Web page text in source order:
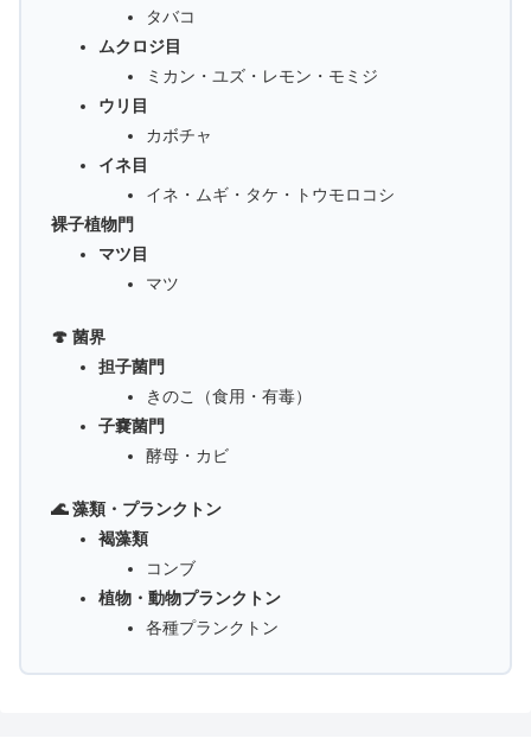
タバコ
ムクロジ目
ミカン・ユズ・レモン・モミジ
ウリ目
カボチャ
イネ目
イネ・ムギ・タケ・トウモロコシ
裸子植物門
マツ目
マツ
🍄 菌界
担子菌門
きのこ（食用・有毒）
子嚢菌門
酵母・カビ
🌊 藻類・プランクトン
褐藻類
コンブ
植物・動物プランクトン
各種プランクトン